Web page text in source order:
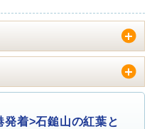
発着>石鎚山の紅葉と